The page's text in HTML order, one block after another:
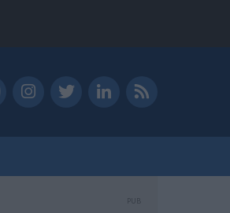
PUB